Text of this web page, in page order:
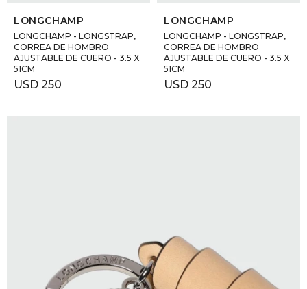
LONGCHAMP
LONGCHAMP - LONGSTRAP,
CORREA DE HOMBRO
AJUSTABLE DE CUERO - 3.5 X
51CM
USD 250
LONGCHAMP
LONGCHAMP - LONGSTRAP,
CORREA DE HOMBRO
AJUSTABLE DE CUERO - 3.5 X
51CM
USD 250